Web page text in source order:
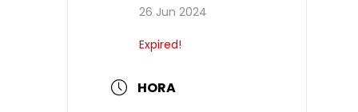
26 Jun 2024
Expired!
HORA